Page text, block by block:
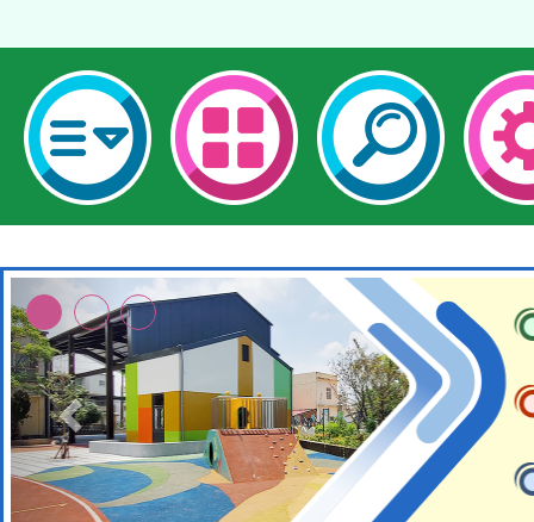
本校115學年度第2次